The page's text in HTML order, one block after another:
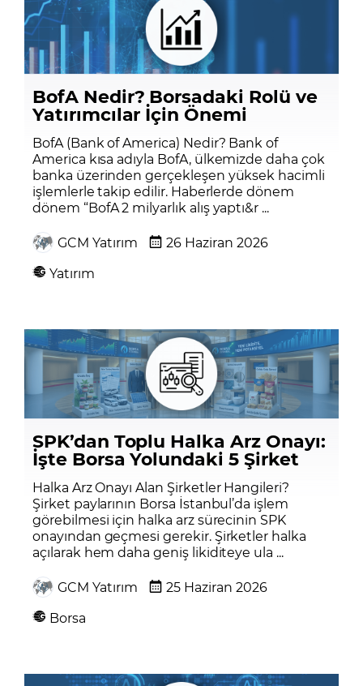
BofA Nedir? Borsadaki Rolü ve
Yatırımcılar İçin Önemi
BofA (Bank of America) Nedir? Bank of
America kısa adıyla BofA, ülkemizde daha çok
banka üzerinden gerçekleşen yüksek hacimli
işlemlerle takip edilir. Haberlerde dönem
dönem “BofA 2 milyarlık alış yaptı&r ...
GCM Yatırım
26 Haziran 2026
Yatırım
SPK’dan Toplu Halka Arz Onayı:
İşte Borsa Yolundaki 5 Şirket
Halka Arz Onayı Alan Şirketler Hangileri?
Şirket paylarının Borsa İstanbul’da işlem
görebilmesi için halka arz sürecinin SPK
onayından geçmesi gerekir. Şirketler halka
açılarak hem daha geniş likiditeye ula ...
GCM Yatırım
25 Haziran 2026
Borsa